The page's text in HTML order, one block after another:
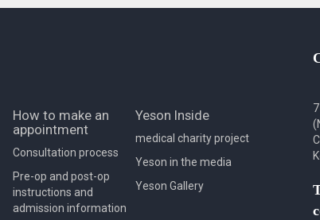
How to make an
appointment
Consultation process
Pre-op and post-op
instructions and
admission information
Yeson Inside
medical charity project
Yeson in the media
Yeson Gallery